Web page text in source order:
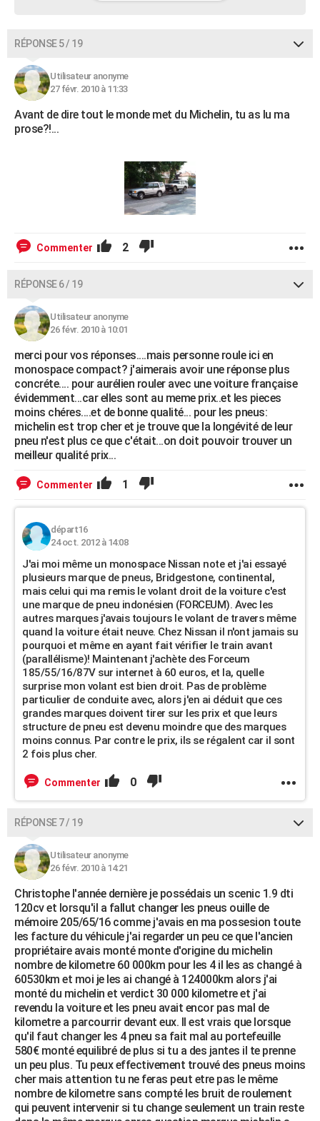
RÉPONSE 5 / 19
Utilisateur anonyme
27 févr. 2010 à 11:33
Avant de dire tout le monde met du Michelin, tu as lu ma
prose?!...
Commenter 2
RÉPONSE 6 / 19
Utilisateur anonyme
26 févr. 2010 à 10:01
merci pour vos réponses....mais personne roule ici en
monospace compact? j'aimerais avoir une réponse plus
concréte.... pour aurélien rouler avec une voiture française
évidemment...car elles sont au meme prix..et les pieces
moins chéres....et de bonne qualité... pour les pneus:
michelin est trop cher et je trouve que la longévité de leur
pneu n'est plus ce que c'était...on doit pouvoir trouver un
meilleur qualité prix...
Commenter 1
départ16
24 oct. 2012 à 14:08
J'ai moi même un monospace Nissan note et j'ai essayé
plusieurs marque de pneus, Bridgestone, continental,
mais celui qui ma remis le volant droit de la voiture c'est
une marque de pneu indonésien (FORCEUM). Avec les
autres marques j'avais toujours le volant de travers même
quand la voiture était neuve. Chez Nissan il n'ont jamais su
pourquoi et même en ayant fait vérifier le train avant
(parallélisme)! Maintenant j'achète des Forceum
185/55/16/87V sur internet à 60 euros, et la, quelle
surprise mon volant est bien droit. Pas de problème
particulier de conduite avec, alors j'en ai déduit que ces
grandes marques doivent tirer sur les prix et que leurs
structure de pneu est devenu moindre que des marques
moins connus. Par contre le prix, ils se régalent car il sont
2 fois plus cher.
Commenter 0
RÉPONSE 7 / 19
Utilisateur anonyme
26 févr. 2010 à 14:21
Christophe l'année dernière je possédais un scenic 1.9 dti
120cv et lorsqu'il a fallut changer les pneus ouille de
mémoire 205/65/16 comme j'avais en ma possesion toute
les facture du véhicule j'ai regarder un peu ce que l'ancien
propriétaire avais monté monte d'origine du michelin
nombre de kilometre 60 000km pour les 4 il les as changé à
60530km et moi je les ai changé à 124000km alors j'ai
monté du michelin et verdict 30 000 kilometre et j'ai
revendu la voiture et les pneu avait encor pas mal de
kilometre a parcourrir devant eux. Il est vrais que lorsque
qu'il faut changer les 4 pneu sa fait mal au portefeuille
580€ monté equilibré de plus si tu a des jantes il te prenne
un peu plus. Tu peux effectivement trouvé des pneus moins
cher mais attention tu ne feras peut etre pas le même
nombre de kilometre sans compté les bruit de roulement
qui peuvent intervenir si tu change seulement un train reste